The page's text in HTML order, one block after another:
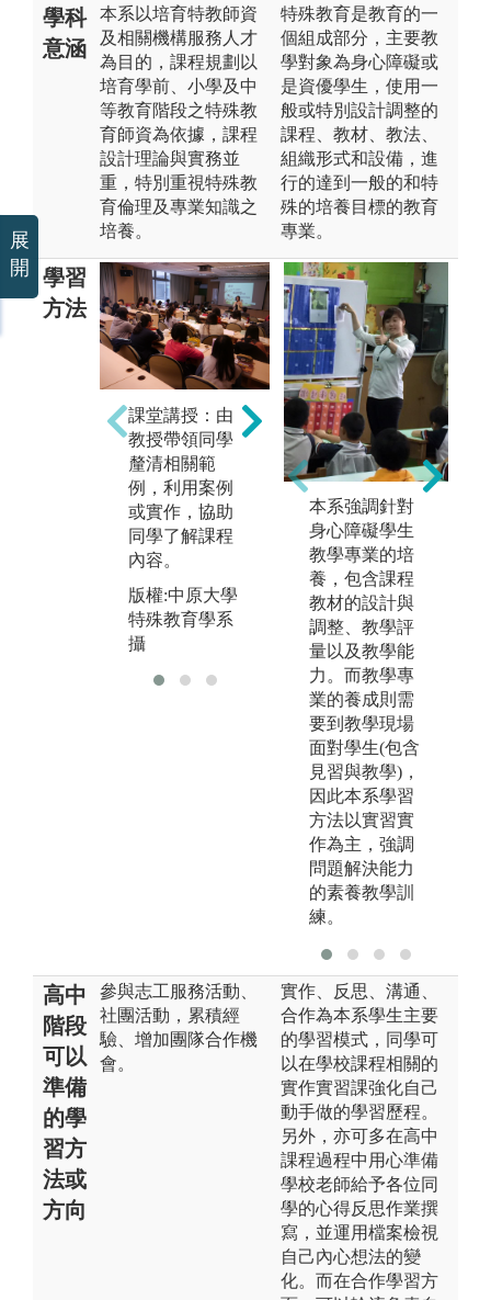
學科
意涵
本系以培育特教師資
及相關機構服務人才
為目的，課程規劃以
培育學前、小學及中
等教育階段之特殊教
育師資為依據，課程
設計理論與實務並
重，特別重視特殊教
育倫理及專業知識之
培養。
特殊教育是教育的一
個組成部分，主要教
學對象為身心障礙或
是資優學生，使用一
般或特別設計調整的
課程、教材、教法、
組織形式和設備，進
行的達到一般的和特
殊的培養目標的教育
專業。
學習
方法
課堂講授：由
教授帶領同學
釐清相關範
例，利用案例
或實作，協助
同學了解課程
內容。
版權:中原大學
特殊教育學系
攝
團隊學習：讓
同學有機會有
多次的分組合
作機會，進而
學習與人合作
的模式。
版權:中原大學
特殊教育學系
攝
本系強調針對
身心障礙學生
教學專業的培
養，包含課程
教材的設計與
調整、教學評
量以及教學能
力。而教學專
業的養成則需
要到教學現場
面對學生(包含
見習與教學)，
因此本系學習
方法以實習實
作為主，強調
問題解決能力
的素養教學訓
練。
高中
階段
可以
準備
的學
習方
法或
方向
參與志工服務活動、
社團活動，累積經
驗、增加團隊合作機
會。
實作、反思、溝通、
合作為本系學生主要
的學習模式，同學可
以在學校課程相關的
實作實習課強化自己
動手做的學習歷程。
另外，亦可多在高中
課程過程中用心準備
學校老師給予各位同
學的心得反思作業撰
寫，並運用檔案檢視
自己內心想法的變
化。而在合作學習方
展
開